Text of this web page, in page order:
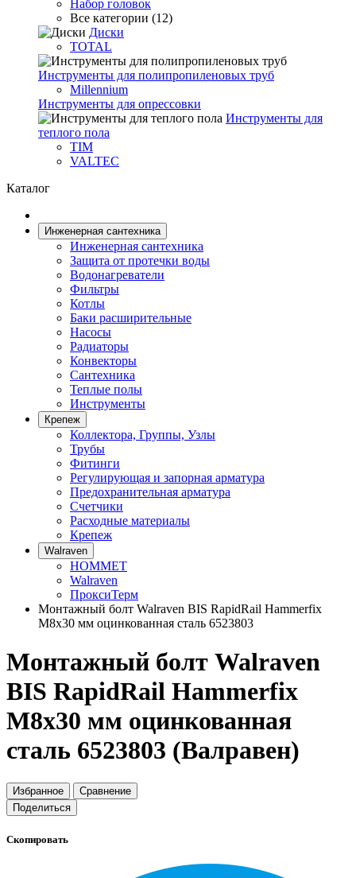
Набор головок
Все категории (12)
Диски
TOTAL
Инструменты для полипропиленовых труб
Millennium
Инструменты для опрессовки
Инструменты для
теплого пола
TIM
VALTEC
Каталог
Инженерная сантехника
Инженерная сантехника
Защита от протечки воды
Водонагреватели
Фильтры
Котлы
Баки расширительные
Насосы
Радиаторы
Конвекторы
Сантехника
Теплые полы
Инструменты
Крепеж
Коллектора, Группы, Узлы
Трубы
Фитинги
Регулирующая и запорная арматура
Предохранительная арматура
Счетчики
Расходные материалы
Крепеж
Walraven
HOMMET
Walraven
ПроксиТерм
Монтажный болт Walraven BIS RapidRail Hammerfix
M8x30 мм оцинкованная сталь 6523803
Монтажный болт Walraven
BIS RapidRail Hammerfix
M8x30 мм оцинкованная
сталь 6523803 (Валравен)
Избранное
Сравнение
Поделиться
Скопировать